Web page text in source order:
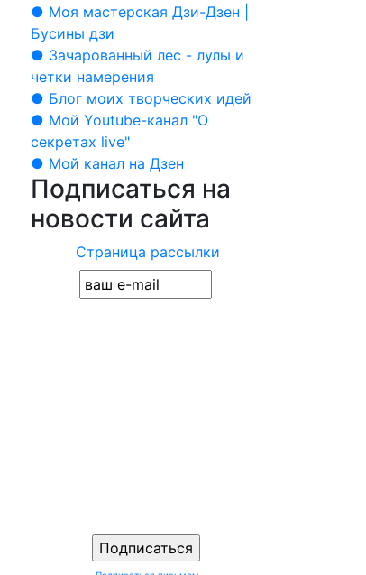
● Моя мастерская Дзи-Дзен |
Бусины дзи
● Зачарованный лес - лулы и
четки намерения
● Блог моих творческих идей
● Мой Youtube-канал "О
секретах live"
● Мой канал на Дзен
Подписаться на
новости сайта
Страница рассылки